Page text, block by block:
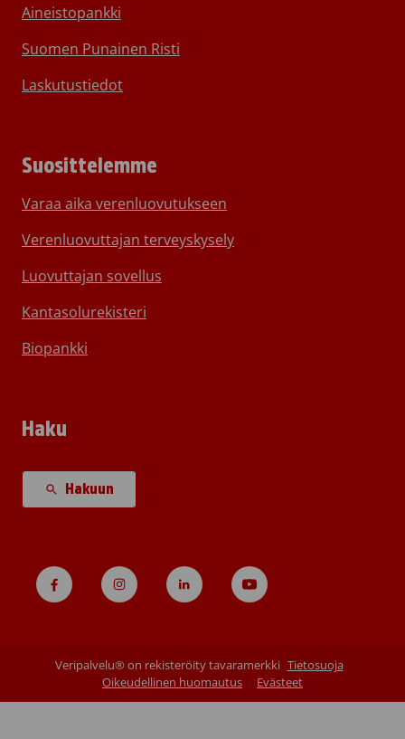
Aineistopankki
Suomen Punainen Risti
Laskutustiedot
Suosittelemme
Varaa aika verenluovutukseen
Verenluovuttajan terveyskysely
Luovuttajan sovellus
Kantasolurekisteri
Biopankki
Haku
Hakuun
Veripalvelu® on rekisteröity tavaramerkki Tietosuoja
Oikeudellinen huomautus
Evästeet